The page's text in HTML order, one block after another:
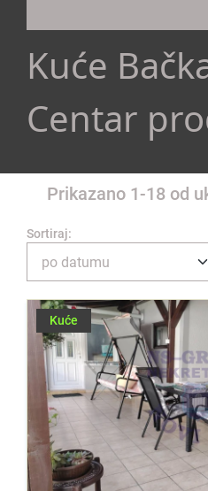
Kuće
Centar
Prikazano 1-18 od
Sortiraj:
po datumu
Kuće